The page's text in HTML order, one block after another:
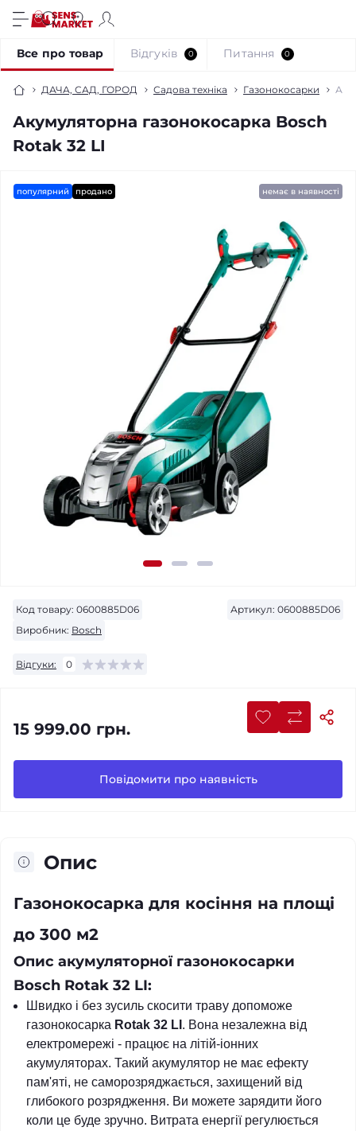
ДАЧА, САД, ГОРОД Садова техніка Газонокосарки
Акумуляторна газонокосарка Bosch
Rotak 32 LI
Все про товар Відгуків 0 Питання 0
популярний продано немає в наявності
Код товару: 0600885D06 Артикул: 0600885D06
Виробник: Bosch
Відгуки: 0
15 999.00 грн.
Повідомити про наявність
Опис
Газонокосарка для косіння на площі
до 300 м2
Опис акумуляторної газонокосарки
Bosch Rotak 32 LI:
Швидко і без зусиль скосити траву допоможе
газонокосарка Rotak 32 LI . Вона незалежна від
електромережі - працює на літій-іонних
акумуляторах. Такий акумулятор не має ефекту
пам'яті, не саморозряджається, захищений від
глибокого розрядження. Ви можете зарядити його
коли це буде зручно. Витрата енергії регулюється